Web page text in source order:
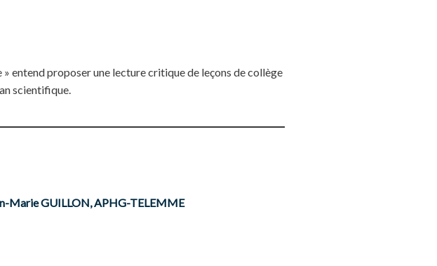
entend proposer une lecture critique de leçons de collège
scientifique.
Marie GUILLON, APHG-TELEMME